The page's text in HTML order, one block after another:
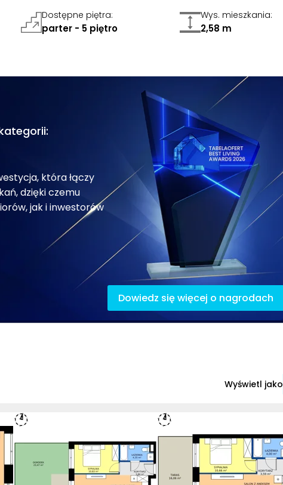
Dostępne piętra:
parter - 5 piętro
Wys. mieszkania:
2,58 m
która łączy
dzięki czemu
jak i inwestorów
Dowiedz się więcej o nagrodach
Wyświetl jako